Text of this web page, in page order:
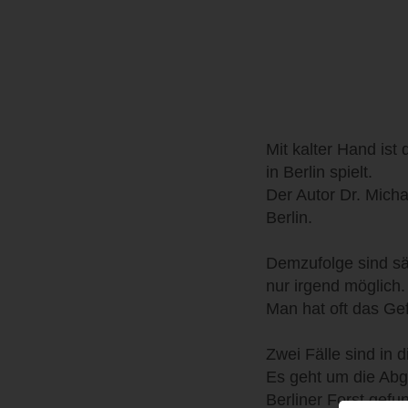
Mit kalter Hand ist
in Berlin spielt.
Der Autor Dr.
Berlin.
Demzufolge sind
nur irgend möglich.
Man hat oft das
Zwei Fälle sind in
Es geht um die
Berliner Forst